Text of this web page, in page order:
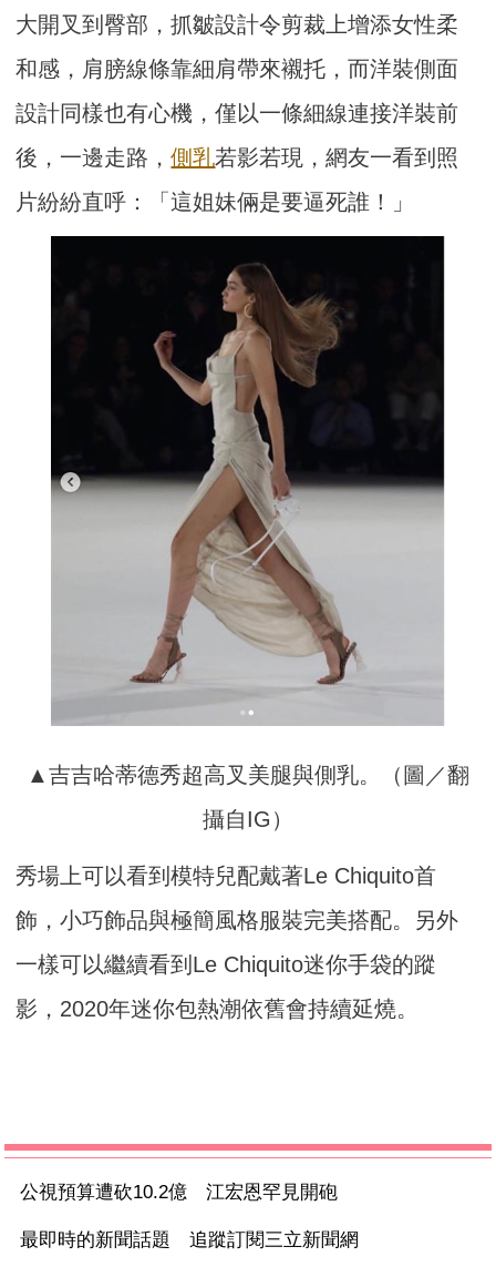
大開叉到臀部，抓皺設計令剪裁上增添女性柔
和感，肩膀線條靠細肩帶來襯托，而洋裝側面
設計同樣也有心機，僅以一條細線連接洋裝前
後，一邊走路，側乳若影若現，網友一看到照
片紛紛直呼：「這姐妹倆是要逼死誰！」
▲吉吉哈蒂德秀超高叉美腿與側乳。（圖／翻
攝自IG）
秀場上可以看到模特兒配戴著Le Chiquito首
飾，小巧飾品與極簡風格服裝完美搭配。另外
一樣可以繼續看到Le Chiquito迷你手袋的蹤
影，2020年迷你包熱潮依舊會持續延燒。
公視預算遭砍10.2億 江宏恩罕見開砲
最即時的新聞話題 追蹤訂閱三立新聞網